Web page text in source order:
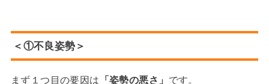
＜①不良姿勢＞
まず１つ目の要因は 「姿勢の悪さ」 です。